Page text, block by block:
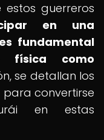
guerreros
en una
fundamental
física como
se detallan los
convertirse
en estas